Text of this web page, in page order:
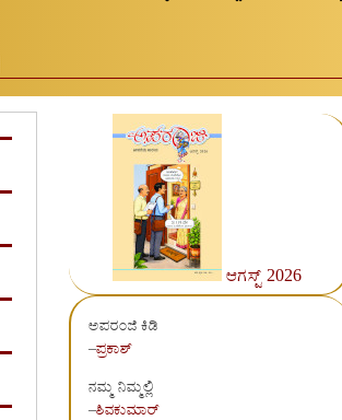
ಆಗಸ್ಟ್ 2026
ಅಪರಂಜಿ ಕಿಡಿ
–ಪ್ರಕಾಶ್
ನಮ್ಮ ನಿಮ್ಮಲ್ಲಿ
–ಶಿವಕುಮಾರ್